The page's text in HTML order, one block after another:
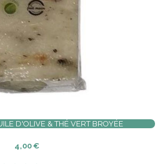
D'OLIVE & THÉ VERT BROYÉE
4,00€